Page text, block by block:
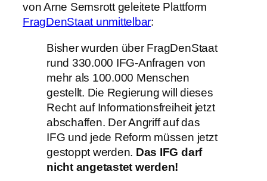
von Arne Semsrott geleitete Plattform
FragDenStaat unmittelbar:
Bisher wurden über FragDenStaat
rund 330.000 IFG-Anfragen von
mehr als 100.000 Menschen
gestellt. Die Regierung will dieses
Recht auf Informationsfreiheit jetzt
abschaffen. Der Angriff auf das
IFG und jede Reform müssen jetzt
gestoppt werden. Das IFG darf
nicht angetastet werden!